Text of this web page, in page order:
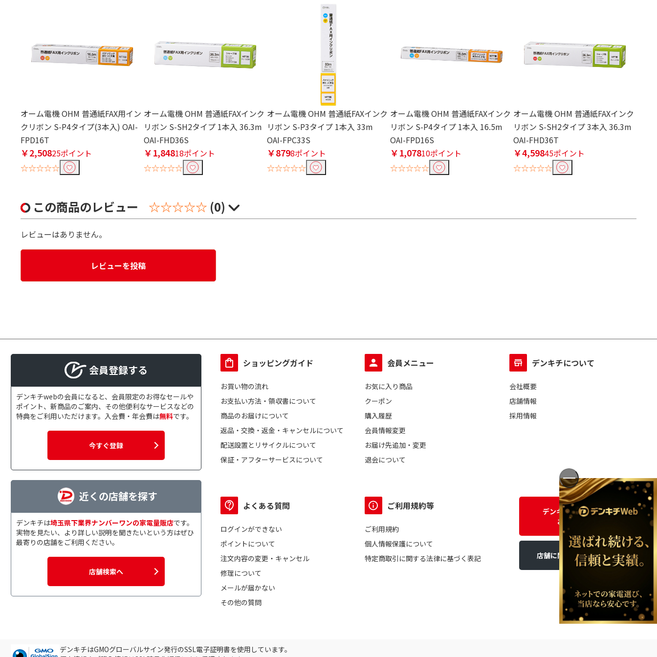
オーム電機 OHM 普通紙FAX用イン
クリボン S-P4タイプ(3本入) OAI-
FPD16T
￥2,50825ポイント
☆☆☆☆☆
オーム電機 OHM 普通紙FAXインク
リボン S-SH2タイプ 1本入 36.3m
OAI-FHD36S
￥1,84818ポイント
☆☆☆☆☆
オーム電機 OHM 普通紙FAXインク
リボン S-P3タイプ 1本入 33m
OAI-FPC33S
￥8798ポイント
☆☆☆☆☆
オーム電機 OHM 普通紙FAXインク
リボン S-P4タイプ 1本入 16.5m
OAI-FPD16S
￥1,07810ポイント
☆☆☆☆☆
オーム電機 OHM 普通紙FAXインク
リボン S-SH2タイプ 3本入 36.3m
OAI-FHD36T
￥4,59845ポイント
☆☆☆☆☆
この商品のレビュー ☆☆☆☆☆ (0)
レビューはありません。
レビューを投稿
会員登録する
デンキチwebの会員になると、会員限定のお得なセールや
ポイント、新商品のご案内、その他便利なサービスなどの
特典をご利用いただけます。入会費・年会費は無料です。
今すぐ登録
近くの店舗を探す
デンキチは埼玉県下業界ナンバーワンの家電量販店です。
実物を見たい、より詳しい説明を聞きたいという方はぜひ
最寄りの店舗をご利用ください。
店舗検索へ
ショッピングガイド
お買い物の流れ
お支払い方法・領収書について
商品のお届けについて
返品・交換・返金・キャンセルについて
配送設置とリサイクルについて
保証・アフターサービスについて
会員メニュー
お気に入り商品
クーポン
購入履歴
会員情報変更
お届け先追加・変更
退会について
デンキチについて
会社概要
店舗情報
採用情報
よくある質問
ログインができない
ポイントについて
注文内容の変更・キャンセル
修理について
メールが届かない
その他の質問
ご利用規約等
ご利用規約
個人情報保護について
特定商取引に関する法律に基づく表記
デンキチWEBに関する
お問い合わせ
店舗に関するお問い合わせ
デンキチはGMOグローバルサイン発行のSSL電子証明書を使用しています。